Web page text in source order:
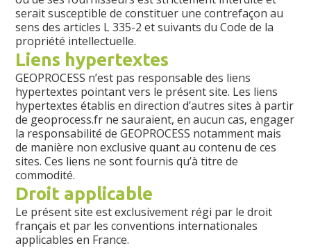
serait susceptible de constituer une contrefaçon au
sens des articles L 335-2 et suivants du Code de la
propriété intellectuelle.
Liens hypertextes
GEOPROCESS n’est pas responsable des liens
hypertextes pointant vers le présent site. Les liens
hypertextes établis en direction d’autres sites à partir
de geoprocess.fr ne sauraient, en aucun cas, engager
la responsabilité de GEOPROCESS notamment mais
de manière non exclusive quant au contenu de ces
sites. Ces liens ne sont fournis qu’à titre de
commodité.
Droit applicable
Le présent site est exclusivement régi par le droit
français et par les conventions internationales
applicables en France.